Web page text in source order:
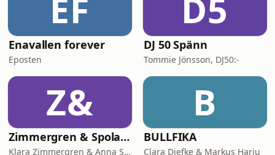
EF
Enavallen forever
Eposten
D5
DJ 50 Spänn
Tommie Jönsson, DJ50:-
Z&
Zimmergren & Spolander
Klara Zimmergren & Anna Spolander
B
BULLFIKA
Clara Diefke & Markus Harju